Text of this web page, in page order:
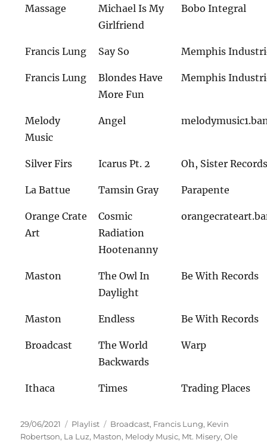
Massage
Michael Is My
Girlfriend
Bobo Integral
Francis Lung Say So Memphis
Francis Lung
Blondes Have
More Fun
Memphis
Melody
Music
Angel
Silver Firs Icarus Pt. 2 Oh, Sister
La Battue Tamsin Gray Parapente
Orange Crate
Art
Cosmic
Radiation
Hootenanny
Maston
The Owl In
Daylight
Be With Records
Maston Endless Be With Records
Broadcast
The World
Backwards
Warp
Ithaca Times Trading Places
Veröffentlicht
am
29/06/2021 Kategorien
Playlist Schlagwörter
Broadcast, Francis Lung, Kevin
Robertson, La Luz, Maston, Melody Music, Mt. Misery,Ole